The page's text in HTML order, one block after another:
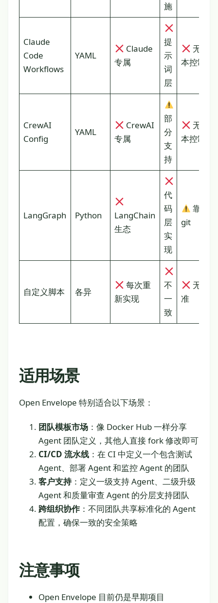
施
Claude
Code
Workflows
YAML
Claude
专属
提
示
词
层
无版
本控制
CrewAI
Config
YAML
CrewAI
专属
部
分
支
持
无版
本控制
LangGraph Python
LangChain
生态
代
码
层
实
现
靠
git
自定义脚本 各异
每次重
新实现
不
一
致
无标
准
适用场景
Open Envelope 特别适合以下场景：
团队模板市场 ：像 Docker Hub 一样分享
Agent 团队定义，其他人直接 fork 修改即可
CI/CD 流水线 ：在 CI 中定义一个包含测试
Agent、部署 Agent 和监控 Agent 的团队
客户支持：定义一级支持 Agent、二级升级
Agent 和质量审查 Agent 的分层支持团队
跨组织协作：不同团队共享标准化的 Agent
配置，确保一致的安全策略
注意事项
Open Envelope 目前仍是早期项目